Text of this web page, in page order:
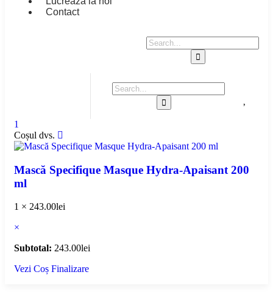
Contact
1
Coșul dvs.
Mască Specifique Masque Hydra-Apaisant 200
ml
1 × 243.00lei
×
Subtotal: 243.00lei
Vezi Coș Finalizare